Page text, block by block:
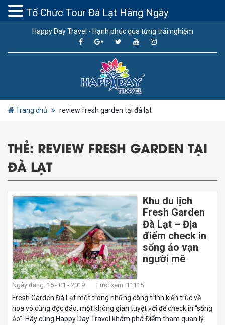
Happy Day Travel - Hạnh phúc qua từng trải nghiệm
Trang chủ review fresh garden tại đà lạt
THẺ: REVIEW FRESH GARDEN TẠI
ĐÀ LẠT
Khu du lịch
Fresh Garden
Đà Lạt – Địa
điểm check in
sống ảo vạn
người mê
Ngày đăng: 16 - 01 - 2019 Lượt xem: 11115
Fresh Garden Đà Lạt một trong những công trình kiến trúc về
hoa vô cùng độc đáo, một không gian tuyệt vời để check in “sống
ảo”. Hãy cùng Happy Day Travel khám phá Điểm tham quan lý
Tổ Chức Tour Đà Lạt Hằng Ngày